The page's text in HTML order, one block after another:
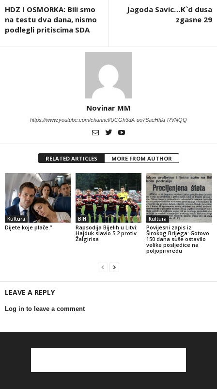
HDZ I OSMORKA: Bili smo
na testu dva dana, nismo
podlegli pritiscima SDA
Jagoda Savic…K`d dusa
zgasne 29
Novinar MM
https://www.youtube.com/channel/UCGh3dA-uo7SaeHhla-RVNQQ
RELATED ARTICLES MORE FROM AUTHOR
Kultura
Dijete koje plače.”
BIH
Rapsodija Bijelih u Litvi:
Hajduk slavio 5:2 protiv
Žalgirisa
Kultura
Povijesni zapis iz
Širokog Brijega: Gotovo
150 dana suše ostavilo
velike posljedice na
poljoprivredu
LEAVE A REPLY
Log in to leave a comment